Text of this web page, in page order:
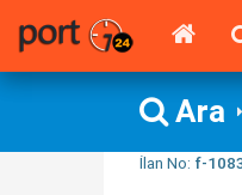
Ara
İlan No: f-